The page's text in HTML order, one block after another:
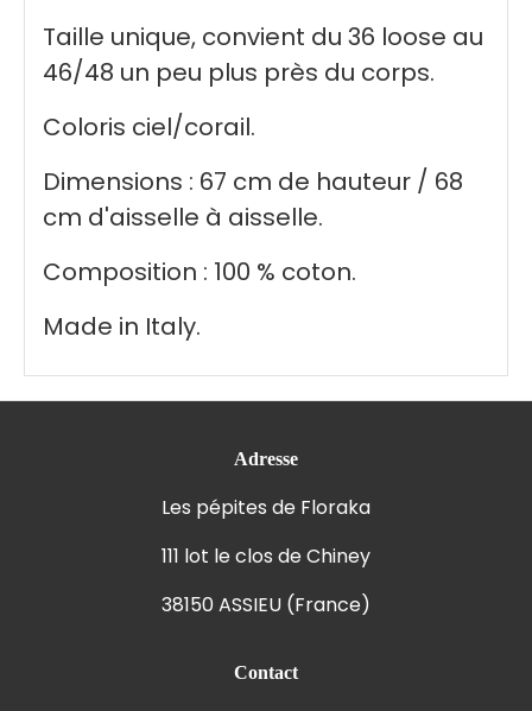
Taille unique, convient du 36 loose au
46/48 un peu plus près du corps.
Coloris ciel/corail.
Dimensions : 67 cm de hauteur / 68
cm d'aisselle à aisselle.
Composition : 100 % coton.
Made in Italy.
Adresse
Les pépites de Floraka
111 lot le clos de Chiney
38150 ASSIEU (France)
Contact